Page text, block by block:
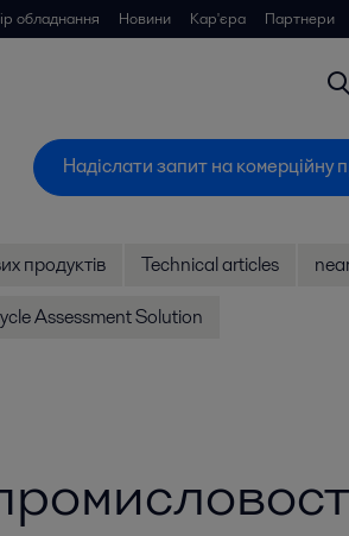
обладнання Новини Кар'єра Партнери
Надіслати запит на комерційну
продуктів Technical articles
Assessment Solution